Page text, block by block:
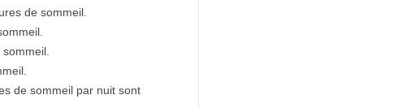
de sommeil.
de sommeil par nuit sont